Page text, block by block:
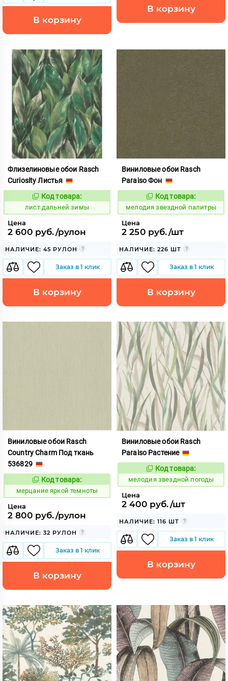
В корзину
В корзину
Флизелиновые обои Rasch
Curiosity Листья
Код:
878032
Код товара:
лист дальней зимы
Цена
2 600 руб./рулон
НАЛИЧИЕ: 45 РУЛОН
Заказ в 1 клик
В корзину
Виниловые обои Rasch
Paraiso Фон
Код:
956816
Код товара:
мелодия звездной палитры
Цена
2 250 руб./шт
НАЛИЧИЕ: 226 ШТ
Заказ в 1 клик
В корзину
Виниловые обои Rasch
Country Charm Под ткань
536829
Код:
975852
Код товара:
мерцание яркой темноты
Цена
2 800 руб./рулон
НАЛИЧИЕ: 32 РУЛОН
Заказ в 1 клик
В корзину
Виниловые обои Rasch
Paraiso Растение
Код:
956821
Код товара:
мелодия звездной погоды
Цена
2 400 руб./шт
НАЛИЧИЕ: 116 ШТ
Заказ в 1 клик
В корзину